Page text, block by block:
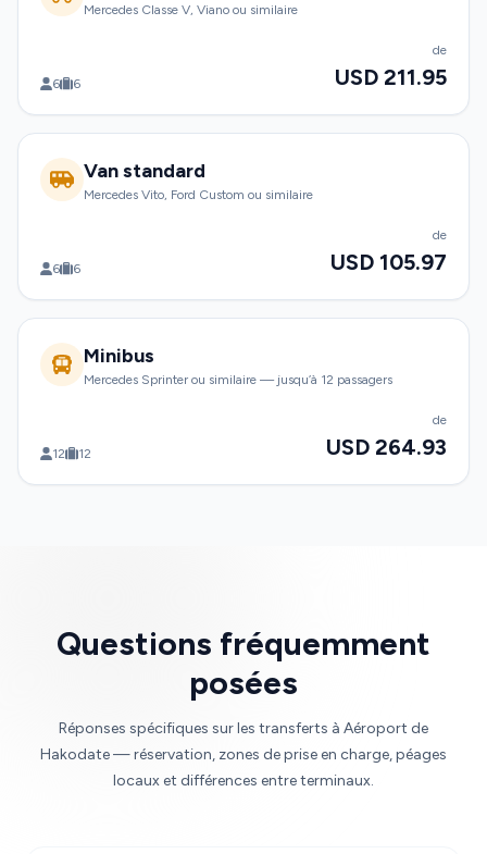
Mercedes Classe V, Viano ou similaire
6 6
de
USD 211.95
Van standard
Mercedes Vito, Ford Custom ou similaire
6 6
de
USD 105.97
Minibus
Mercedes Sprinter ou similaire — jusqu’à 12 passagers
12 12
de
USD 264.93
Questions fréquemment
posées
Réponses spécifiques sur les transferts à Aéroport de
Hakodate — réservation, zones de prise en charge, péages
locaux et différences entre terminaux.